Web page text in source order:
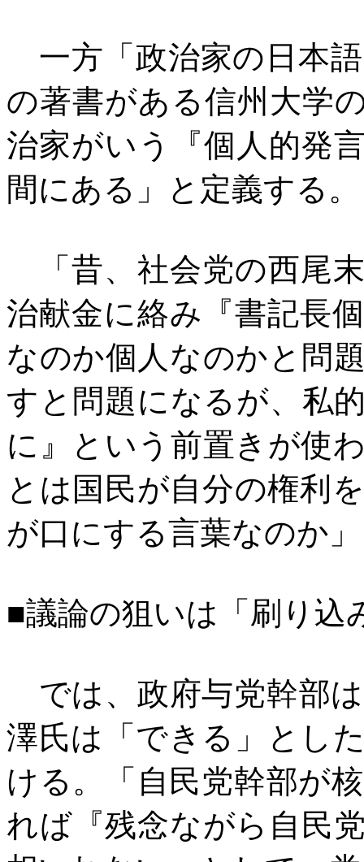
一方「政治家の日本
の著書がある信州大学
治家がいう『個人的発
間にある」と定義する。
「昔、社会党の西尾
治献金に絡み『書記長
なのか個人なのかと問
すと問題になるが、私
に』という前置きが使
とは国民が自分の権利
が口にする言葉なのか」
■議論の狙いは「刷り込
では、政府与党幹部
澤氏は「できる」とし
ける。「自民党幹部が
れば『残念ながら自民